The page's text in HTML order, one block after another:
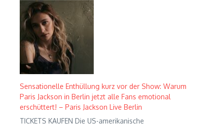
Sensationelle Enthüllung kurz vor der Show: Warum
Paris Jackson in Berlin jetzt alle Fans emotional
erschüttert! – Paris Jackson Live Berlin
TICKETS KAUFEN Die US-amerikanische